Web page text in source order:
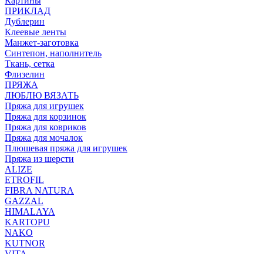
ПРИКЛАД
Дублерин
Клеевые ленты
Манжет-заготовка
Синтепон, наполнитель
Ткань, сетка
Флизелин
ПРЯЖА
ЛЮБЛЮ ВЯЗАТЬ
Пряжа для игрушек
Пряжа для корзинок
Пряжа для ковриков
Пряжа для мочалок
Плюшевая пряжа для игрушек
Пряжа из шерсти
ALIZE
ETROFIL
FIBRA NATURA
GAZZAL
HIMALAYA
KARTOPU
NAKO
KUTNOR